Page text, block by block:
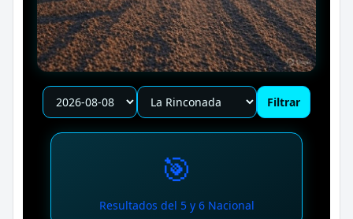
Filtrar
🎯
Resultados del 5 y 6 Nacional